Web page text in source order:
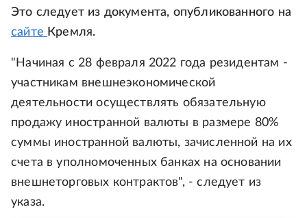
Это следует из документа, опубликованного на
сайте Кремля.
"Начиная с 28 февраля 2022 года резидентам -
участникам внешнеэкономической
деятельности осуществлять обязательную
продажу иностранной валюты в размере 80%
суммы иностранной валюты, зачисленной на их
счета в уполномоченных банках на основании
внешнеторговых контрактов", - следует из
указа.